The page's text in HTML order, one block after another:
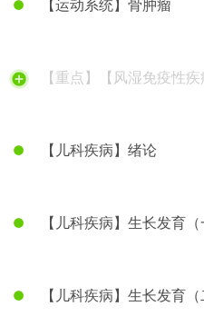
【运动系统】骨肿瘤
【重点】【风湿免疫性
【儿科疾病】绪论
【儿科疾病】生长发育（
【儿科疾病】生长发育